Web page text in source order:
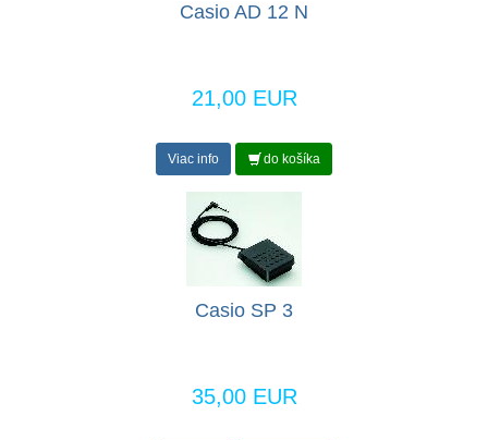
Casio AD 12 N
21,00 EUR
Viac info do košíka
Casio SP 3
35,00 EUR